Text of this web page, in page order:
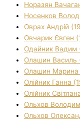
Норазян
Носенков
Оврах Андрій
Овчарик Євген
Одайник Вадим
Олашин Василь
Олашин Марина
Олійник Ганна
Олійник
Ольхов
Ольхов